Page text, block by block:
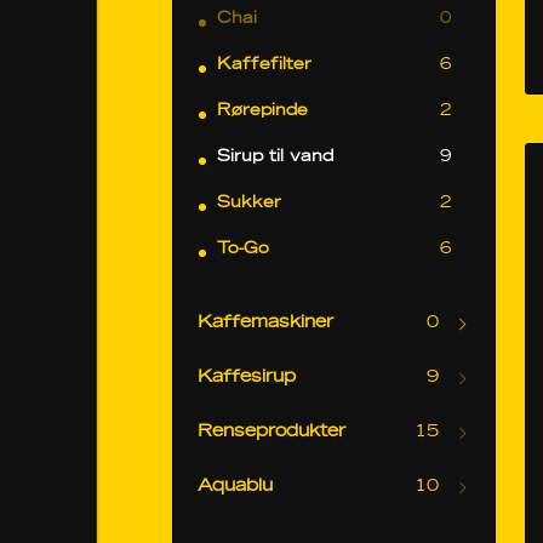
Chai 0
Kaffefilter 6
Rørepinde 2
Sirup til vand 9
Sukker 2
To-Go 6
Kaffemaskiner 0
Kaffesirup 9
Renseprodukter 15
Aquablu 10